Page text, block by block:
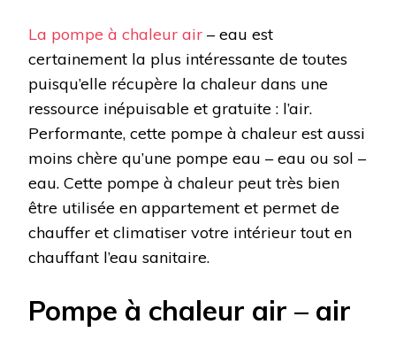
La pompe à chaleur air – eau est
certainement la plus intéressante de toutes
puisqu’elle récupère la chaleur dans une
ressource inépuisable et gratuite : l’air.
Performante, cette pompe à chaleur est aussi
moins chère qu’une pompe eau – eau ou sol –
eau. Cette pompe à chaleur peut très bien
être utilisée en appartement et permet de
chauffer et climatiser votre intérieur tout en
chauffant l’eau sanitaire.
Pompe à chaleur air – air